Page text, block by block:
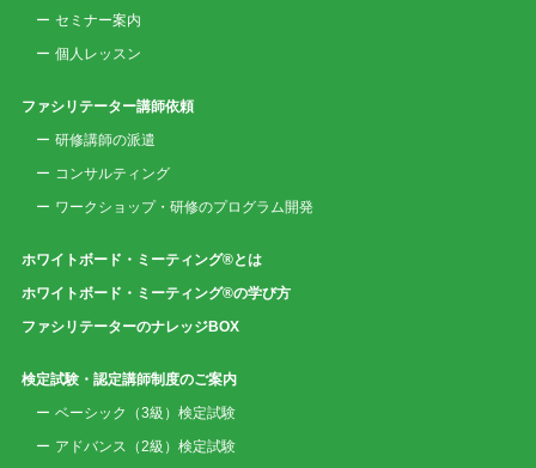
セミナー案内
個人レッスン
ファシリテーター講師依頼
研修講師の派遣
コンサルティング
ワークショップ・研修のプログラム開発
ホワイトボード・ミーティング®とは
ホワイトボード・ミーティング®の学び方
ファシリテーターのナレッジBOX
検定試験・認定講師制度のご案内
ベーシック（3級）検定試験
アドバンス（2級）検定試験